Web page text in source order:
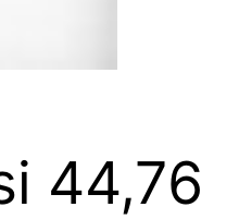
44,76